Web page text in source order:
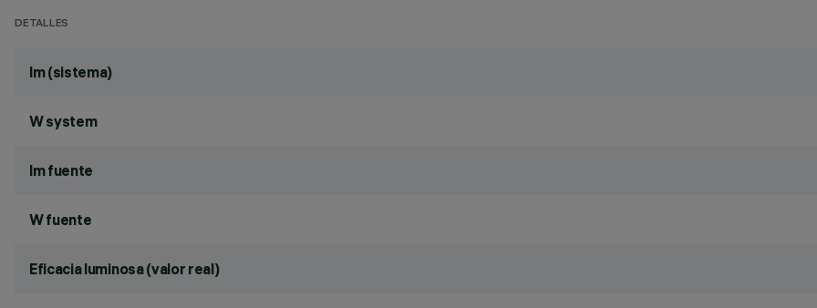
DETALLES
lm (sistema)
W system
lm fuente
W fuente
Eficacia luminosa (valor real)